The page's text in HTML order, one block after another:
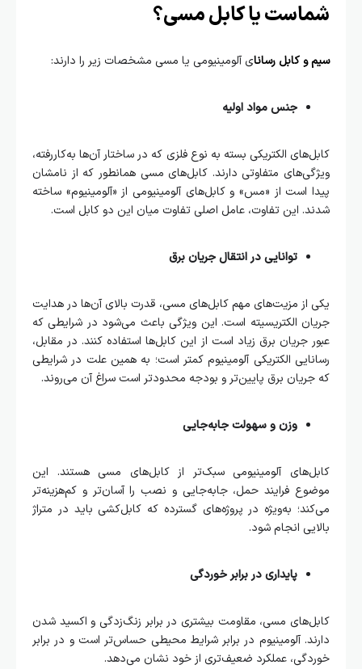
شماست یا کابل مسی؟
سیم و کابل رسانای آلومینیومی یا مسی مشخصات زیر را دارند:
جنس مواد اولیه
کابل‌های الکتریکی بسته به نوع فلزی که در ساختار آن‌ها به‌کاررفته،
ویژگی‌های متفاوتی دارند. کابل‌های مسی همانطور که از نامشان
پیدا است از «مس» و کابل‌های آلومینیومی از «آلومینیوم» ساخته
شدند. این تفاوت، عامل اصلی تفاوت میان این دو کابل است.
توانایی در انتقال جریان برق
یکی از مزیت‌های مهم کابل‌های مسی، قدرت بالای آن‌ها در هدایت
جریان الکتریسیته است. این ویژگی باعث می‌شود در شرایطی که
عبور جریان برق زیاد است از این کابل‌ها استفاده کنند. در مقابل،
رسانایی الکتریکی آلومینیوم کمتر است؛ به همین علت در شرایطی
که جریان برق پایین‌تر و بودجه محدودتر است سراغ آن می‌روند.
وزن و سهولت جابه‌جایی
کابل‌های آلومینیومی سبک‌تر از کابل‌های مسی هستند. این
موضوع فرایند حمل، جابه‌جایی و نصب را آسان‌تر و کم‌هزینه‌تر
می‌کند؛ به‌ویژه در پروژه‌های گسترده که کابل‌کشی باید در متراژ
بالایی انجام شود.
پایداری در برابر خوردگی
کابل‌های مسی، مقاومت بیشتری در برابر زنگ‌زدگی و اکسید شدن
دارند. آلومینیوم در برابر شرایط محیطی حساس‌تر است و در برابر
خوردگی، عملکرد ضعیف‌تری از خود نشان می‌دهد.